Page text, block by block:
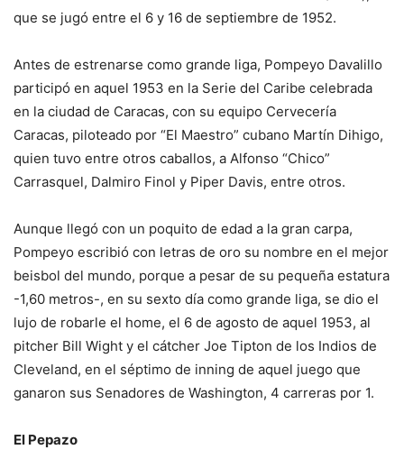
que se jugó entre el 6 y 16 de septiembre de 1952.
Antes de estrenarse como grande liga, Pompeyo Davalillo
participó en aquel 1953 en la Serie del Caribe celebrada
en la ciudad de Caracas, con su equipo Cervecería
Caracas, piloteado por “El Maestro” cubano Martín Dihigo,
quien tuvo entre otros caballos, a Alfonso “Chico”
Carrasquel, Dalmiro Finol y Piper Davis, entre otros.
Aunque llegó con un poquito de edad a la gran carpa,
Pompeyo escribió con letras de oro su nombre en el mejor
beisbol del mundo, porque a pesar de su pequeña estatura
-1,60 metros-, en su sexto día como grande liga, se dio el
lujo de robarle el home, el 6 de agosto de aquel 1953, al
pitcher Bill Wight y el cátcher Joe Tipton de los Indios de
Cleveland, en el séptimo de inning de aquel juego que
ganaron sus Senadores de Washington, 4 carreras por 1.
El Pepazo